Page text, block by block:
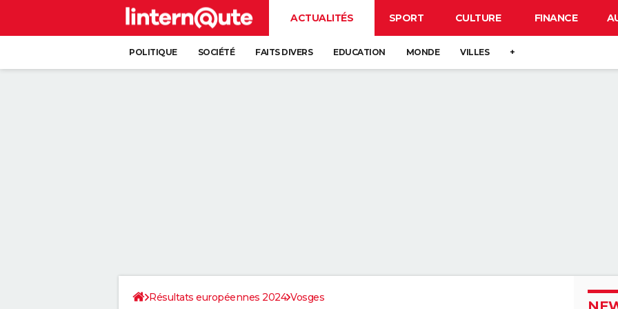
ACTUALITÉS SPORT CULTURE FINANCE
POLITIQUE SOCIÉTÉ FAITS DIVERS EDUCATION MONDE VILLES +
Résultats européennes 2024 Vosges